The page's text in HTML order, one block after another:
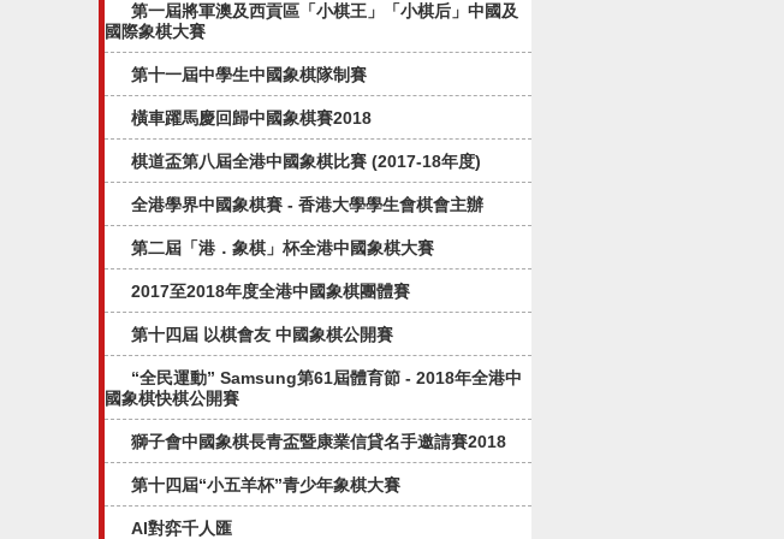
第一屆將軍澳及西貢區「小棋王」「小棋后」中國及
國際象棋大賽
第十一屆中學生中國象棋隊制賽
橫車躍馬慶回歸中國象棋賽2018
棋道盃第八屆全港中國象棋比賽 (2017-18年度)
全港學界中國象棋賽 - 香港大學學生會棋會主辦
第二屆「港．象棋」杯全港中國象棋大賽
2017至2018年度全港中國象棋團體賽
第十四屆 以棋會友 中國象棋公開賽
“全民運動” Samsung第61屆體育節 - 2018年全港中
國象棋快棋公開賽
獅子會中國象棋長青盃暨康業信貸名手邀請賽2018
第十四屆“小五羊杯”青少年象棋大賽
AI對弈千人匯